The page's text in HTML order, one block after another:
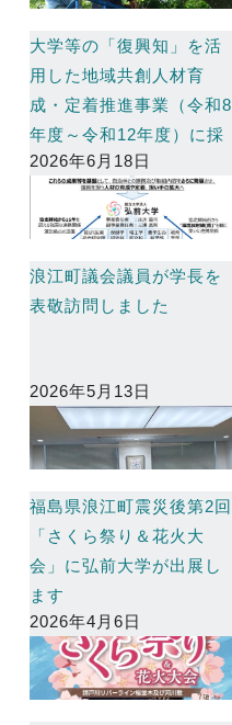
大学等の「復興知」を活
用した地域共創人材育
成・定着推進事業（令和8
年度～令和12年度）に採
択
2026年6月18日
浪江町議会議員が学長を
表敬訪問しました
2026年5月13日
福島県浪江町震災後第2回
「さくら祭り＆花火大
会」に弘前大学が出展し
ます
2026年4月6日